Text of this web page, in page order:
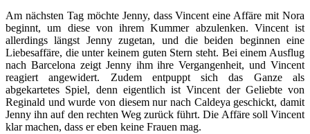
Am nächsten Tag möchte Jenny, dass Vincent eine Affäre mit Nora
beginnt, um diese von ihrem Kummer abzulenken. Vincent ist
allerdings längst Jenny zugetan, und die beiden beginnen eine
Liebesaffäre, die unter keinem guten Stern steht. Bei einem Ausflug
nach Barcelona zeigt Jenny ihm ihre Vergangenheit, und Vincent
reagiert angewidert. Zudem entpuppt sich das Ganze als
abgekartetes Spiel, denn eigentlich ist Vincent der Geliebte von
Reginald und wurde von diesem nur nach Caldeya geschickt, damit
Jenny ihn auf den rechten Weg zurück führt. Die Affäre soll Vincent
klar machen, dass er eben keine Frauen mag.